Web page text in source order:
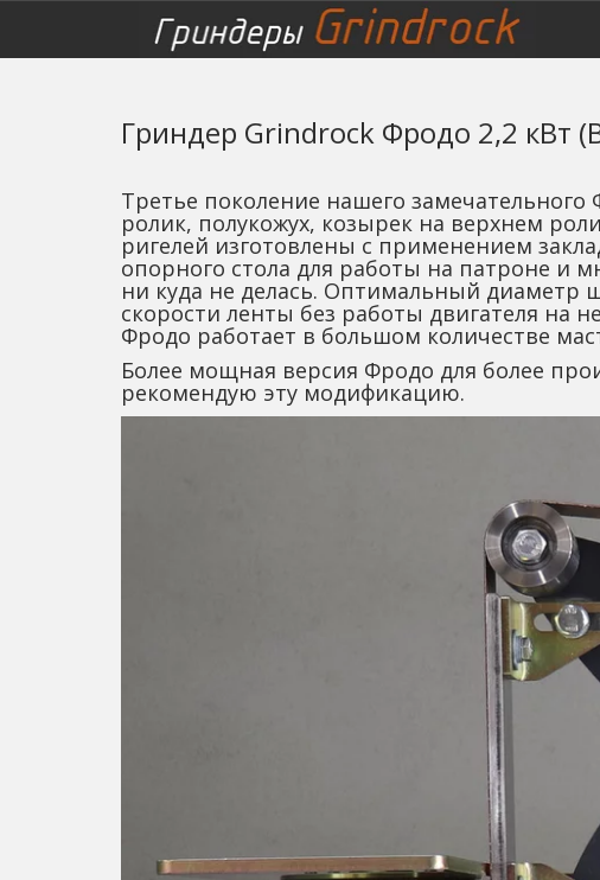
Гриндер Grindrock Фродо 2,2 кВт
Третье поколение нашего
ролик, полукожух, козырек на верхнем
ригелей изготовлены с применением
опорного стола для работы на патроне и
ни куда не делась. Оптимальный диаметр
скорости ленты без работы двигателя на
Фродо работает в большом количестве
Более мощная версия Фродо для более
рекомендую эту модификацию.